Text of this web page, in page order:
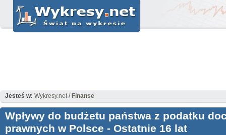
Jesteś w: Wykresy.net/ Finanse
Wpływy do budżetu państwa z podatku
prawnych w Polsce - Ostatnie 16 lat